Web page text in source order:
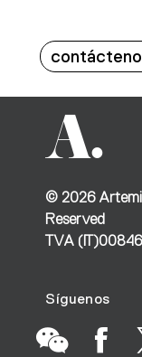
© 2026
Reserved
TVA
Síguenos